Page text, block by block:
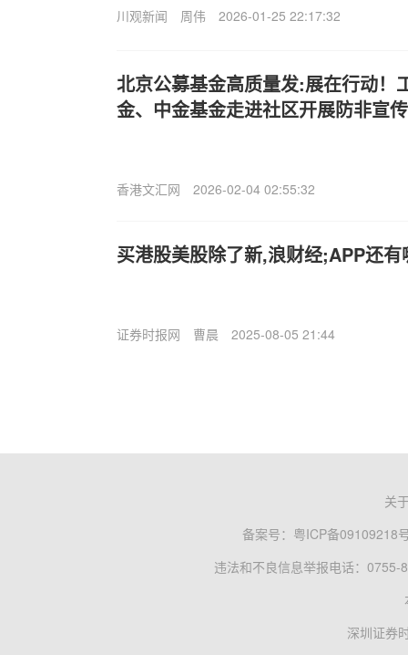
川观新闻 周伟 2026-01-25 22:17:32
北京公募基金高质量发:展在行动！
金、中金基金走进社区开展防非宣传
香港文汇网 2026-02-04 02:55:32
买港股美股除了新,浪财经;APP还
证券时报网 曹晨 2025-08-05 21:44
关
备案号： 粤ICP备09109218
违法和不良信息举报电话：0755-
深圳证券